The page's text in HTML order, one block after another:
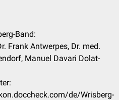
Band:
Frank Antwerpes, Dr. med.
Manuel Davari Dolat-
de/Wrisberg-